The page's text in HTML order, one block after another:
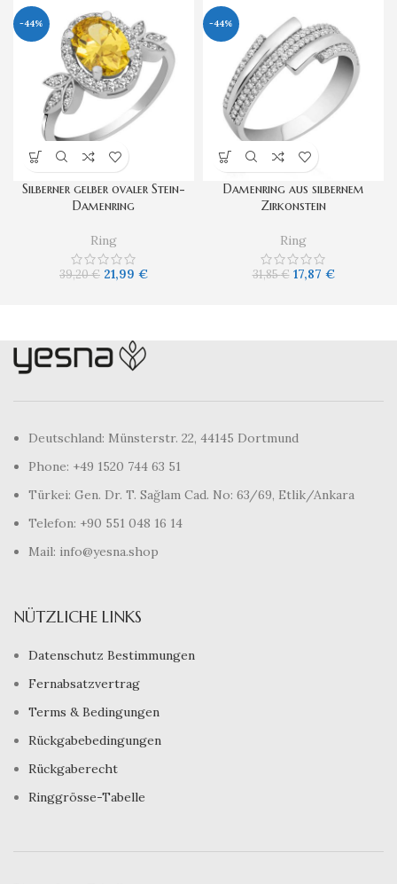
-44%
Silberner gelber ovaler Stein-
Damenring
Ring
39,20€ 21,99 €
-44%
Damenring aus silbernem
Zirkonstein
Ring
31,85€ 17,87 €
Deutschland: Münsterstr. 22, 44145 Dortmund
Phone: +49 1520 744 63 51
Türkei: Gen. Dr. T. Sağlam Cad. No: 63/69, Etlik/Ankara
Telefon: +90 551 048 16 14
Mail: info@yesna.shop
NÜTZLICHE LINKS
Datenschutz Bestimmungen
Fernabsatzvertrag
Terms & Bedingungen
Rückgabebedingungen
Rückgaberecht
Ringgrösse-Tabelle